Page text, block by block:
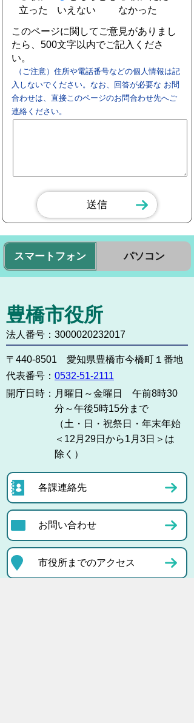
立った
いえない
なかった
このページに関してご意見がありまし
たら、500文字以内でご記入くださ
い。
（ご注意）住所や電話番号などの個人情報は記
入しないでください。なお、回答が必要な お問
合わせは、直接このページのお問合わせ先へご
連絡ください。
スマートフォン パソコン
豊橋市役所
法人番号：3000020232017
〒440-8501 愛知県豊橋市今橋町１番地
代表番号： 0532-51-2111
開庁日時： 月曜日～金曜日 午前8時30
分～午後5時15分まで
（土・日・祝祭日・年末年始
＜12月29日から1月3日＞は
除く）
各課連絡先
お問い合わせ
市役所までのアクセス